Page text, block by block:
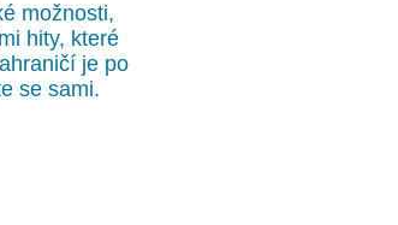
možnosti,
hity, které
je po
se sami.